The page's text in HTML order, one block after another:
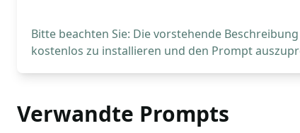
Bitte beachten Sie: Die vorstehende
kostenlos zu installieren und den Prompt
Verwandte Prompts